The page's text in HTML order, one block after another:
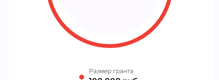
Размер гранта